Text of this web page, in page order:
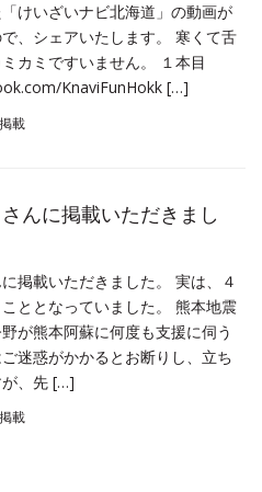
けいざいナビ北海道」の動画が
、シェアいたします。 寒くて舌
カミですいません。 １本目
KnaviFunHokk […]
載
さんに掲載いただきまし
に掲載いただきました。 実は、４
ととなっていました。 熊本地震
が熊本阿蘇に何度も支援に伺う
迷惑がかかるとお断りし、立ち
が、先 […]
載